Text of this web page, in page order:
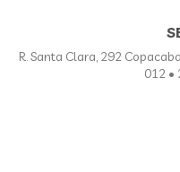
R. Santa Clara, 292
012 •